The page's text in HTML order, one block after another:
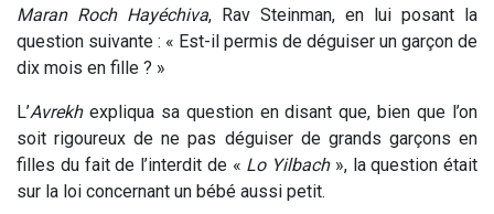
Maran Roch Hayéchiva, Rav Steinman, en lui posant la
question suivante : « Est-il permis de déguiser un garçon de
dix mois en fille ? »
L’Avrekhexpliqua sa question en disant que, bien que l’on
soit rigoureux de ne pas déguiser de grands garçons en
filles du fait de l’interdit de « Lo Yilbach», la question était
sur la loi concernant un bébé aussi petit.